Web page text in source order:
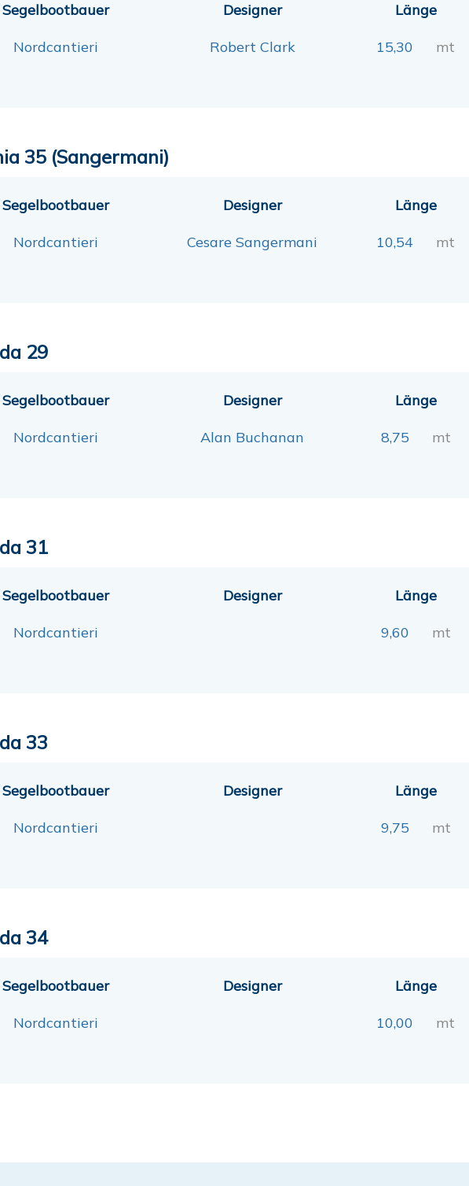
Segelbootbauer
Nordcantieri
Designer
Robert Clark
Länge
15,30 mt
35 (Sangermani)
Segelbootbauer
Nordcantieri
Designer
Cesare Sangermani
Länge
10,54 mt
29
Segelbootbauer
Nordcantieri
Designer
Alan Buchanan
Länge
8,75 mt
31
Segelbootbauer
Nordcantieri
Designer Länge
9,60 mt
33
Segelbootbauer
Nordcantieri
Designer Länge
9,75 mt
34
Segelbootbauer
Nordcantieri
Designer Länge
10,00 mt